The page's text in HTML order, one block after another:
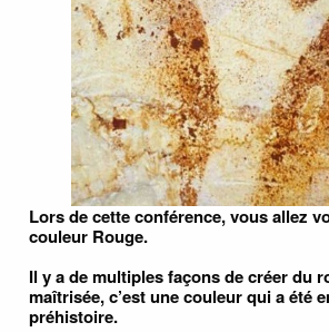
Lors de cette conférence, vous allez
couleur Rouge.
Il y a de multiples façons de créer du
maîtrisée, c’est une couleur qui a été
préhistoire.